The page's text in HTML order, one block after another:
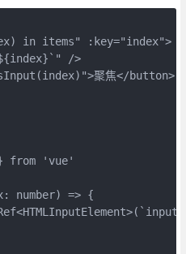
in items" :key="index">
/>
聚焦</button>
from 'vue'
number) => {